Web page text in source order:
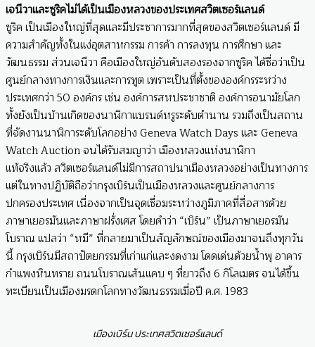
เจนีวาและซูริคไม่ได้เป็นเมืองหลวงของประเทศสวิตเซอร์แลนด์
ซูริค เป็นเมืองใหญ่ที่สุดและมีประชาการมากที่สุดของสวิตเซอร์แลนด์ มี
ความสำคัญทั้งในแง่อุตสาหกรรม การค้า การลงทุน การศึกษา และ
วัฒนธรรม ส่วนเจนีวา คือเมืองใหญ่อันดับสองรองจากซูริค ได้ชื่อว่าเป็น
ศูนย์กลางทางการเงินและการทูต เพราะเป็นที่ตั้งขององค์กรระหว่าง
ประเทศกว่า 50 องค์กร เช่น องค์การสหประชาชาติ องค์การอนามัยโลก
ทั้งยังเป็นบ้านเกิดของนาฬิกาแบรนด์หรูระดับตำนาน รวมถึงเป็นสถาน
ที่จัดงานนาฬิการะดับโลกอย่าง Geneva Watch Days และ Geneva
Watch Auction จนได้รับสมญาว่า เมืองหลวงแห่งนาฬิกา
แท้จริงแล้ว สวิตเซอร์แลนด์ไม่มีการสถาปนาเมืองหลวงอย่างเป็นทางการ
แต่ในทางปฏิบัติถือว่ากรุงเบิร์นเป็นเมืองหลวงและศูนย์กลางการ
ปกครองประเทศ เนื่องจากเป็นจุดเชื่อมระหว่างภูมิภาคที่สื่อสารด้วย
ภาษาเยอรมันและภาษาฝรั่งเศส โดยคำว่า “เบิร์น” เป็นภาษาเยอรมัน
โบราณ แปลว่า “หมี” ที่กลายมาเป็นสัญลักษณ์ของเมืองมาจนถึงทุกวัน
นี้ กรุงเบิร์นมีสถาปัตยกรรมที่เก่าแก่และงดงาม โดดเด่นด้วยน้ำพุ อาคาร
กำแพงหินทราย ถนนโบราณเส้นแคบ ๆ ที่ยาวถึง 6 กิโลเมตร จนได้ขึ้น
ทะเบียนเป็นเมืองมรดกโลกทางวัฒนธรรมเมื่อปี ค.ศ. 1983
เมืองเบิร์น ประเทศสวิตเซอร์แลนด์